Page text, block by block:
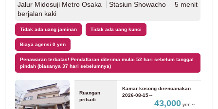
Jalur Midosuji Metro Osaka
Stasiun Showacho 5 menit
berjalan kaki
Tidak ada uang jaminan Tidak ada uang kunci
Biaya agensi 0 yen
Penawaran terbatas! Pendaftaran diterima mulai 52 hari sebelum tanggal
pindah (biasanya 37 hari sebelumnya)
Ruangan
pribadi
Kamar kosong direncanakan
2026-08-15～
43,000yen～
Jalur Tokyo Metro Hibiya
Jalur Tokyo Metro Tozai (86)
Jalur Tokyo Metro Namboku (15)